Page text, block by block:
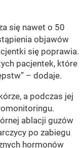
się nawet o 50
objawów
się poprawia.
pacjentek, które
– dodaje.
a podczas jej
ablacji guzów
po zabiegu
hormonów